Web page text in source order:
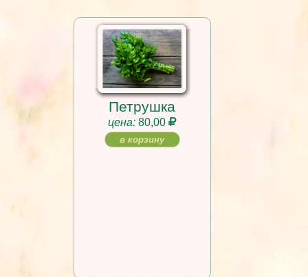
Петрушка
цена: 80,00
в корзину